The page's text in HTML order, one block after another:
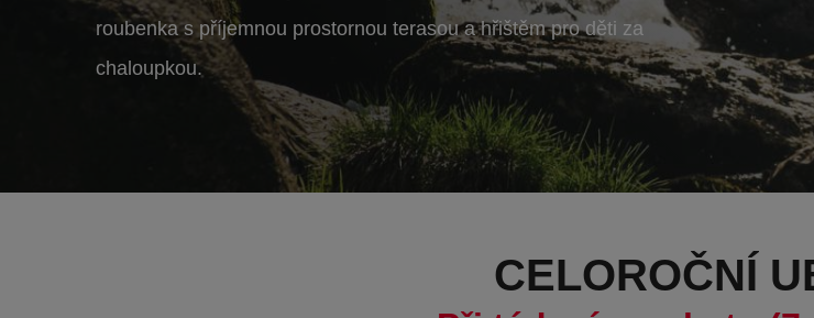
roubenka s příjemnou prostornou terasou a hřištěm pro děti za
chaloupkou.
CELOROČNÍ